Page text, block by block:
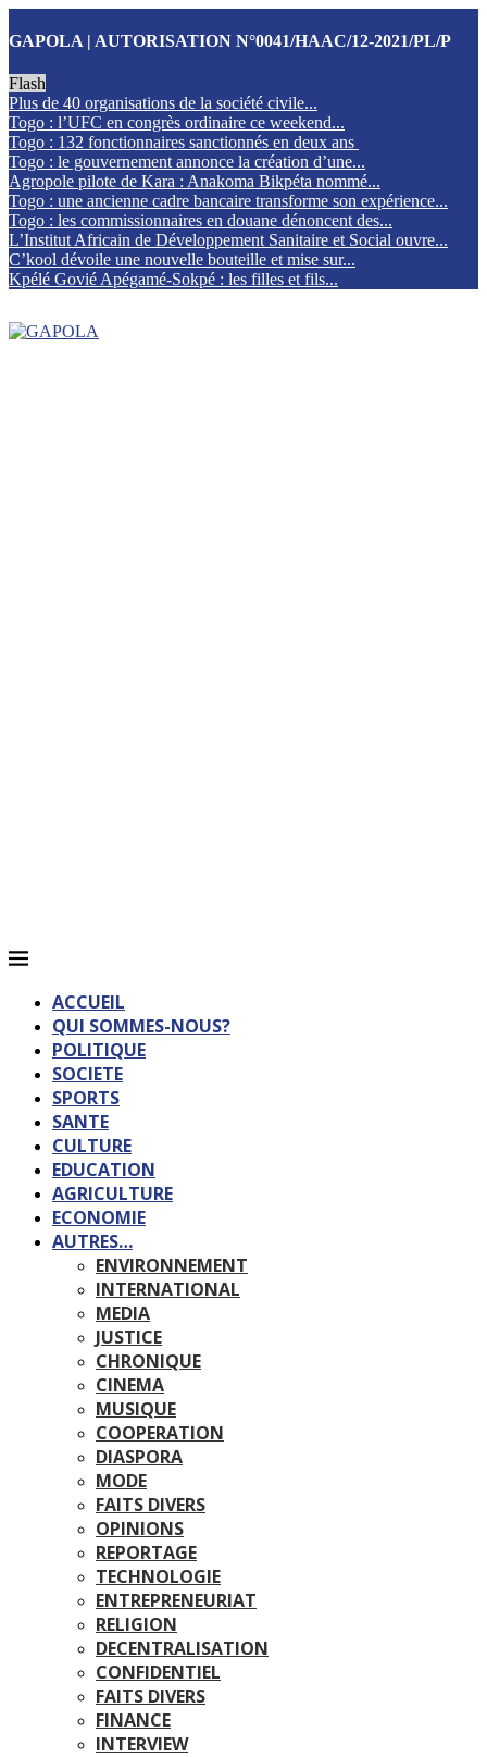
GAPOLA | AUTORISATION N°0041/HAAC/12-2021/PL/P
Flash
Plus de 40 organisations de la société civile...
Togo : l’UFC en congrès ordinaire ce weekend...
Togo : 132 fonctionnaires sanctionnés en deux ans
Togo : le gouvernement annonce la création d’une...
Agropole pilote de Kara : Anakoma Bikpéta nommé...
Togo : une ancienne cadre bancaire transforme son expérience...
Togo : les commissionnaires en douane dénoncent des...
L’Institut Africain de Développement Sanitaire et Social ouvre...
C’kool dévoile une nouvelle bouteille et mise sur...
Kpélé Govié Apégamé-Sokpé : les filles et fils...
ACCUEIL
QUI SOMMES-NOUS?
POLITIQUE
SOCIETE
SPORTS
SANTE
CULTURE
EDUCATION
AGRICULTURE
ECONOMIE
AUTRES…
ENVIRONNEMENT
INTERNATIONAL
MEDIA
JUSTICE
CHRONIQUE
CINEMA
MUSIQUE
COOPERATION
DIASPORA
MODE
FAITS DIVERS
OPINIONS
REPORTAGE
TECHNOLOGIE
ENTREPRENEURIAT
RELIGION
DECENTRALISATION
CONFIDENTIEL
FAITS DIVERS
FINANCE
INTERVIEW